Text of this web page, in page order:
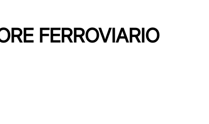
FERROVIARIO